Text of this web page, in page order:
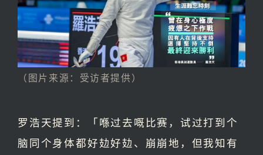
（图片来源：受访者提供）
罗浩天提到：「喺过去嘅比赛，试过打到个
脑同个身体都好攰好攰、崩崩地，但我知有